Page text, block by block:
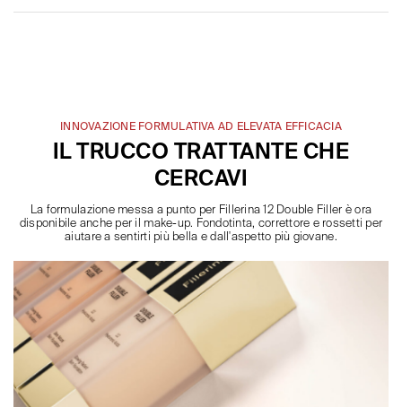
INNOVAZIONE FORMULATIVA AD ELEVATA EFFICACIA
IL TRUCCO TRATTANTE CHE
CERCAVI
La formulazione messa a punto per Fillerina 12 Double Filler è ora
disponibile anche per il make-up. Fondotinta, correttore e rossetti per
aiutare a sentirti più bella e dall'aspetto più giovane.